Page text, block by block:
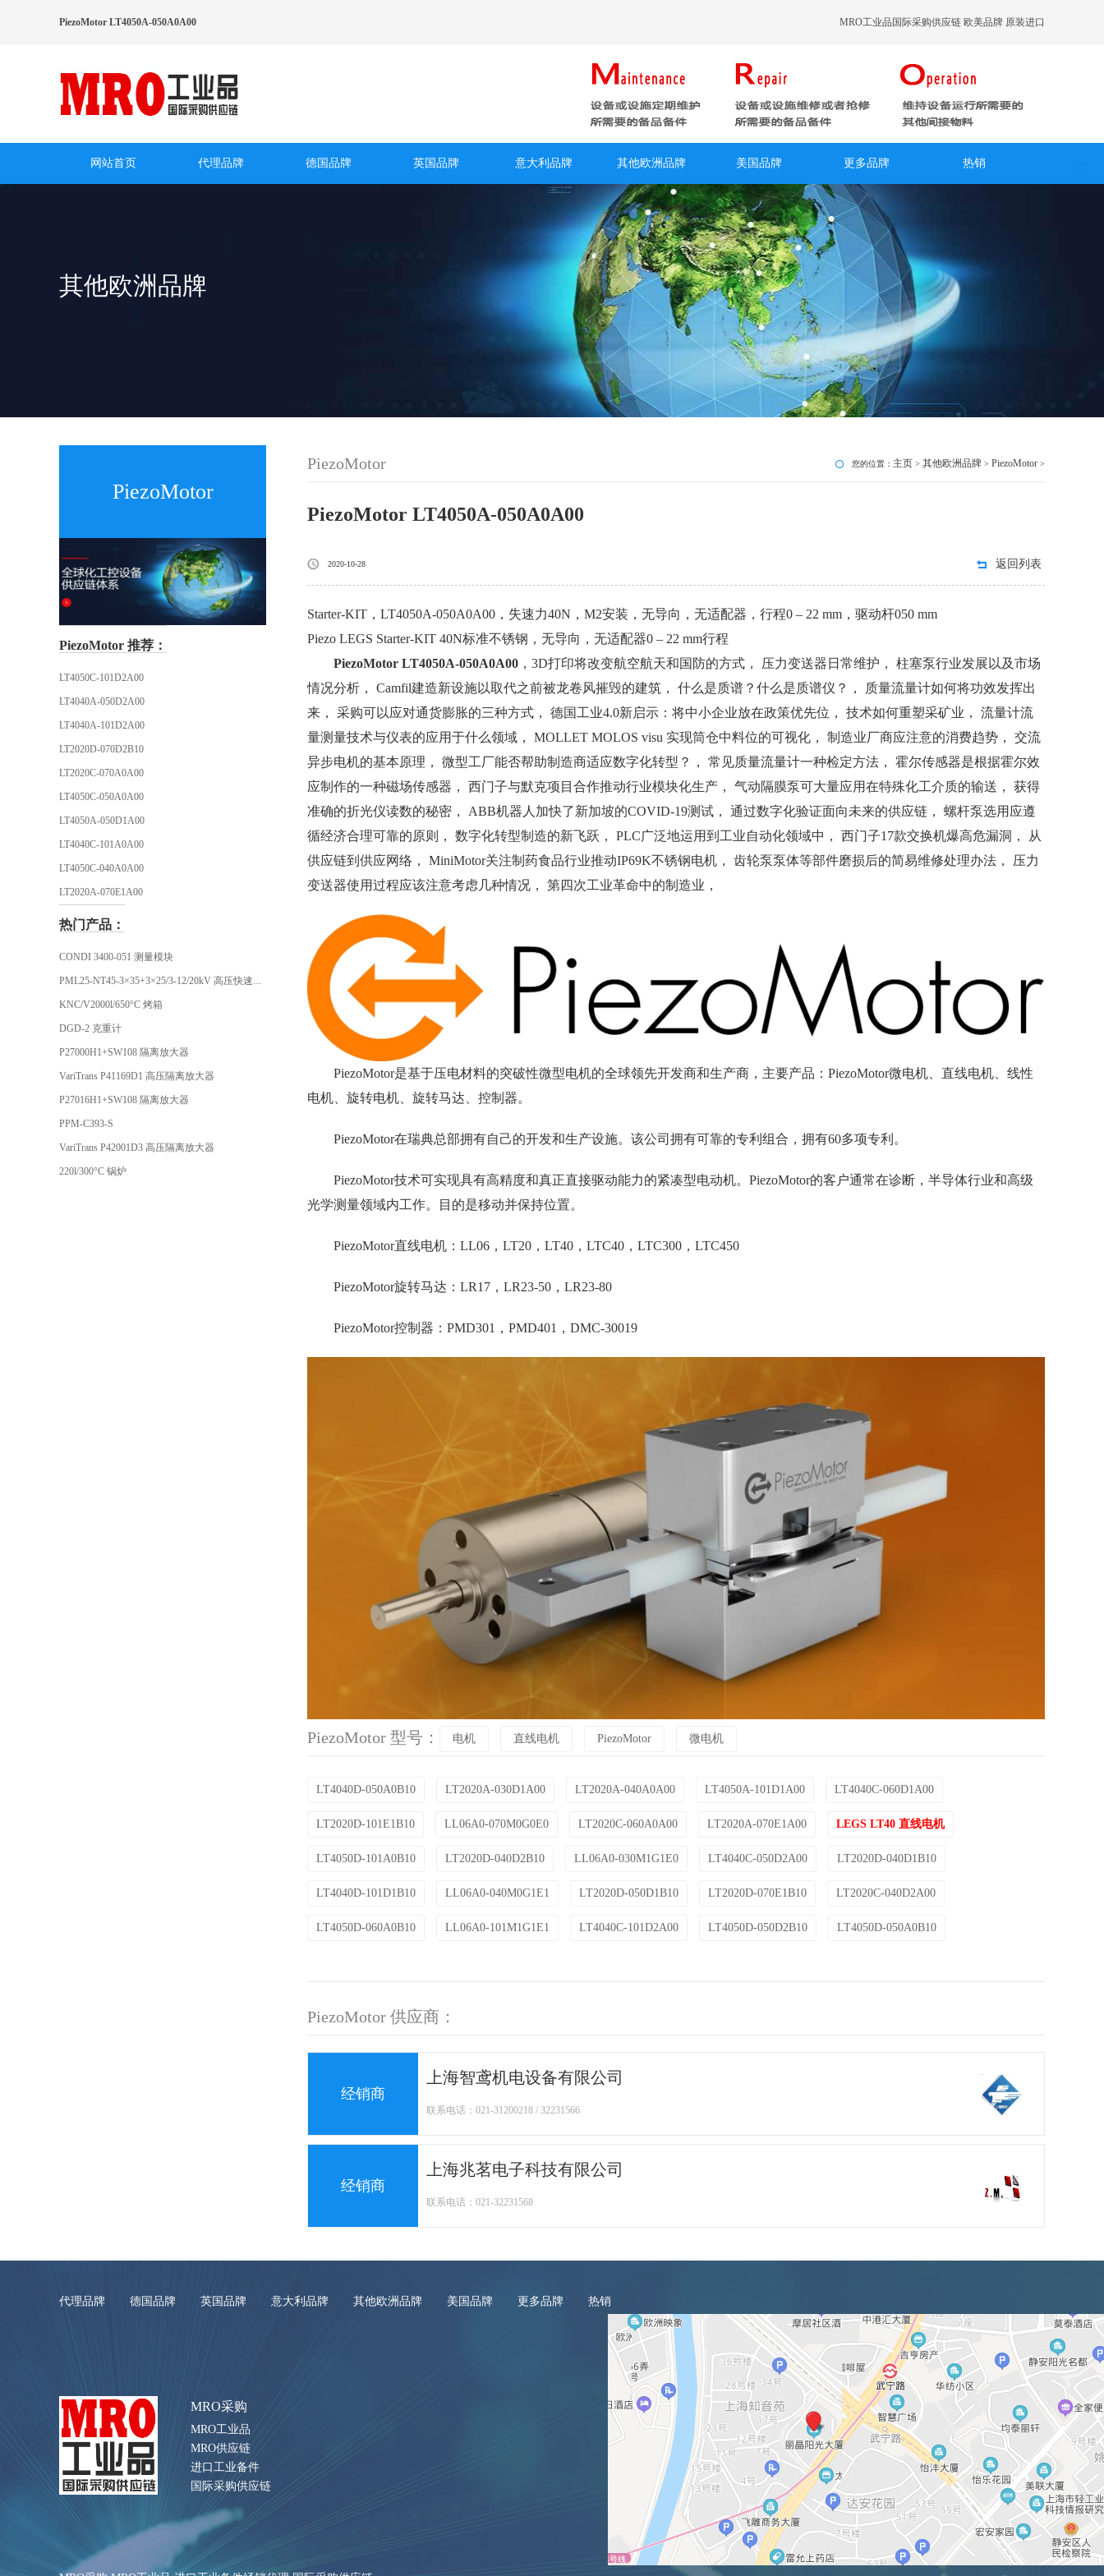
PiezoMotor LT4050A-050A0A00 MRO工业品国际采购供应链 欧美品牌 原装进口
网站首页 代理品牌 德国品牌 英国品牌 意大利品牌 其他欧洲品牌 美国品牌 更多品牌 热销
其他欧洲品牌
PiezoMotor
PiezoMotor 推荐：
LT4050C-101D2A00
LT4040A-050D2A00
LT4040A-101D2A00
LT2020D-070D2B10
LT2020C-070A0A00
LT4050C-050A0A00
LT4050A-050D1A00
LT4040C-101A0A00
LT4050C-040A0A00
LT2020A-070E1A00
热门产品：
CONDI 3400-051 测量模块
KNC/V2000l/650°C 烤箱
DGD-2 克重计
P27000H1+SW108 隔离放大器
VariTrans P41169D1 高压隔离放大器
P27016H1+SW108 隔离放大器
PPM-C393-S
VariTrans P42001D3 高压隔离放大器
220l/300°C 锅炉
PiezoMotor 您的位置： 主页 > 其他欧洲品牌 > PiezoMotor >
PiezoMotor LT4050A-050A0A00
2020-10-28 返回列表
Starter-KIT，LT4050A-050A0A00，失速力40N，M2安装，无导向，无适配器，行程0 – 22 mm，驱动杆050 mm
Piezo LEGS Starter-KIT 40N标准不锈钢，无导向，无适配器0 – 22 mm行程
PiezoMotor LT4050A-050A0A00 ，3D打印将改变航空航天和国防的方式， 压力变送器日常维护， 柱塞泵行业发展以及市场
情况分析， Camfil建造新设施以取代之前被龙卷风摧毁的建筑， 什么是质谱？什么是质谱仪？， 质量流量计如何将功效发挥出
来， 采购可以应对通货膨胀的三种方式， 德国工业4.0新启示：将中小企业放在政策优先位， 技术如何重塑采矿业， 流量计流
量测量技术与仪表的应用于什么领域， MOLLET MOLOS visu 实现筒仓中料位的可视化， 制造业厂商应注意的消费趋势， 交流
异步电机的基本原理， 微型工厂能否帮助制造商适应数字化转型？， 常见质量流量计一种检定方法， 霍尔传感器是根据霍尔效
应制作的一种磁场传感器， 西门子与默克项目合作推动行业模块化生产， 气动隔膜泵可大量应用在特殊化工介质的输送， 获得
准确的折光仪读数的秘密， ABB机器人加快了新加坡的COVID-19测试， 通过数字化验证面向未来的供应链， 螺杆泵选用应遵
循经济合理可靠的原则， 数字化转型制造的新飞跃， PLC广泛地运用到工业自动化领域中， 西门子17款交换机爆高危漏洞， 从
供应链到供应网络， MiniMotor关注制药食品行业推动IP69K不锈钢电机， 齿轮泵泵体等部件磨损后的简易维修处理办法， 压力
变送器使用过程应该注意考虑几种情况， 第四次工业革命中的制造业，
PiezoMotor是基于压电材料的突破性微型电机的全球领先开发商和生产商，主要产品：PiezoMotor微电机、直线电机、线性
电机、旋转电机、旋转马达、控制器。
PiezoMotor在瑞典总部拥有自己的开发和生产设施。该公司拥有可靠的专利组合，拥有60多项专利。
PiezoMotor技术可实现具有高精度和真正直接驱动能力的紧凑型电动机。PiezoMotor的客户通常在诊断，半导体行业和高级
光学测量领域内工作。目的是移动并保持位置。
PiezoMotor直线电机：LL06，LT20，LT40，LTC40，LTC300，LTC450
PiezoMotor旋转马达：LR17，LR23-50，LR23-80
PiezoMotor控制器：PMD301，PMD401，DMC-30019
PiezoMotor 型号： 电机 直线电机 PiezoMotor 微电机
LT4040D-050A0B10 LT2020A-030D1A00 LT2020A-040A0A00 LT4050A-101D1A00 LT4040C-060D1A00
LT2020D-101E1B10 LL06A0-070M0G0E0 LT2020C-060A0A00 LT2020A-070E1A00 LEGS LT40 直线电机
LT4050D-101A0B10 LT2020D-040D2B10 LL06A0-030M1G1E0 LT4040C-050D2A00 LT2020D-040D1B10
LT4040D-101D1B10 LL06A0-040M0G1E1 LT2020D-050D1B10 LT2020D-070E1B10 LT2020C-040D2A00
LT4050D-060A0B10 LL06A0-101M1G1E1 LT4040C-101D2A00 LT4050D-050D2B10 LT4050D-050A0B10
PiezoMotor 供应商：
经销商
上海智鸢机电设备有限公司
联系电话：021-31200218 / 32231566
经销商
上海兆茗电子科技有限公司
联系电话：021-32231568
代理品牌 德国品牌 英国品牌 意大利品牌 其他欧洲品牌 美国品牌 更多品牌 热销
MRO采购
MRO工业品
MRO供应链
进口工业备件
国际采购供应链